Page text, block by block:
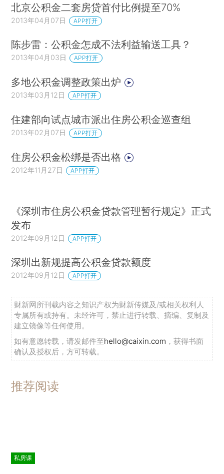
北京公积金二套房贷首付比例提至70%
2013年04月07日 APP打开
陈步雷：公积金怎成不法利益输送工具？
2013年04月03日 APP打开
多地公积金调整政策出炉
2013年03月12日 APP打开
住建部向试点城市派出住房公积金巡查组
2013年02月07日 APP打开
住房公积金松绑是否出格
2012年11月27日 APP打开
《深圳市住房公积金贷款管理暂行规定》正式
发布
2012年09月12日 APP打开
深圳出新规提高公积金贷款额度
2012年09月12日 APP打开
财新网所刊载内容之知识产权为财新传媒及/或相关权利人
专属所有或持有。未经许可，禁止进行转载、摘编、复制及
建立镜像等任何使用。
如有意愿转载，请发邮件至hello@caixin.com ，获得书面
确认及授权后，方可转载。
推荐阅读
私房课